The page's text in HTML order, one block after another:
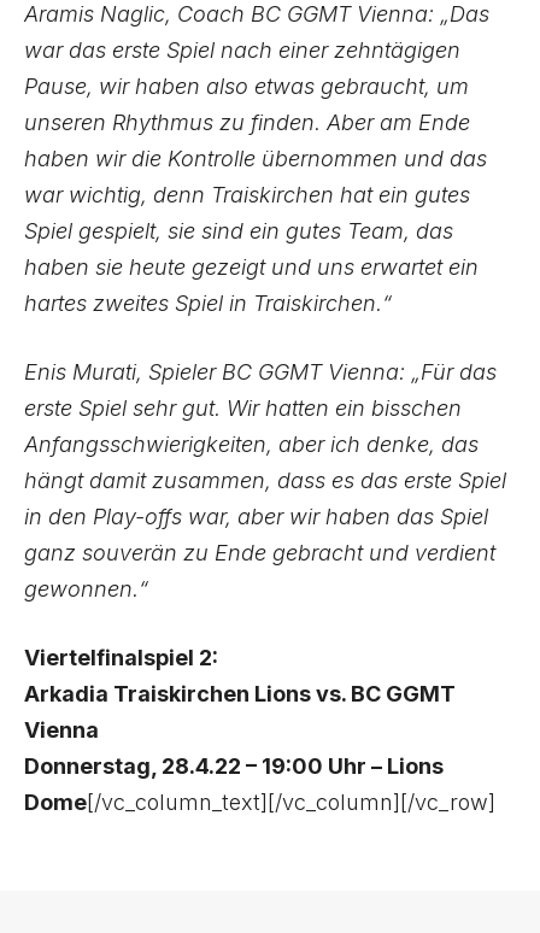
Aramis Naglic, Coach BC GGMT Vienna: „Das
war das erste Spiel nach einer zehntägigen
Pause, wir haben also etwas gebraucht, um
unseren Rhythmus zu finden. Aber am Ende
haben wir die Kontrolle übernommen und das
war wichtig, denn Traiskirchen hat ein gutes
Spiel gespielt, sie sind ein gutes Team, das
haben sie heute gezeigt und uns erwartet ein
hartes zweites Spiel in Traiskirchen.“
Enis Murati, Spieler BC GGMT Vienna: „Für das
erste Spiel sehr gut. Wir hatten ein bisschen
Anfangsschwierigkeiten, aber ich denke, das
hängt damit zusammen, dass es das erste Spiel
in den Play-offs war, aber wir haben das Spiel
ganz souverän zu Ende gebracht und verdient
gewonnen.“
Viertelfinalspiel 2:
Arkadia Traiskirchen Lions vs. BC GGMT
Vienna
Donnerstag, 28.4.22 – 19:00 Uhr – Lions
Dome[/vc_column_text][/vc_column][/vc_row]